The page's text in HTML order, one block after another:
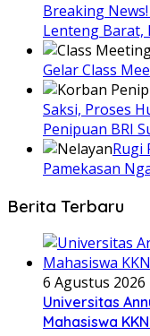
Breaking
Lenteng Barat,
Gelar Class
Saksi, Proses
Penipuan BRI
Rugi
Pamekasan
Berita Terbaru
6 Agustus 2026
Universitas
Mahasiswa